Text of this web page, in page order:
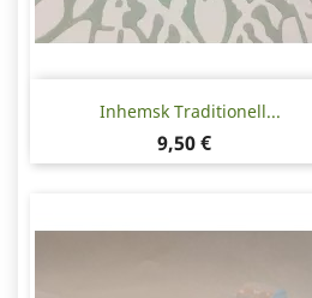
Inhemsk Traditionell...
Pris
9,50 €